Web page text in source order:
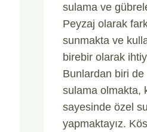
sulama ve
Peyzaj olarak
sunmakta ve
birebir olarak
Bunlardan biri
sulama olmakta,
sayesinde özel
yapmaktayız.